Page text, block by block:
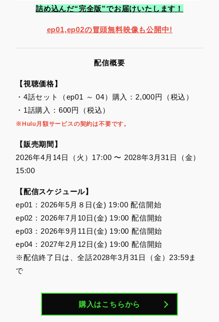
詰め込んだ“完全版”でお届けいたします！
ep01,ep02の冒頭無料映像も公開中!
配信概要
【視聴価格】
・4話セット（ep01 ～ 04）購入：2,000円（税込）
・1話購入：600円（税込）
※Hulu月額サービスの契約は不要です。
【販売期間】
2026年4月14日（火）17:00 〜 2028年3月31日（金）
15:00
【配信スケジュール】
ep01：2026年5月８日(金) 19:00 配信開始
ep02：2026年7月10日(金) 19:00 配信開始
ep03：2026年9月11日(金) 19:00 配信開始
ep04：2027年2月12日(金) 19:00 配信開始
※配信終了日は、全話2028年3月31日（金）23:59ま
で
購入はこちらから